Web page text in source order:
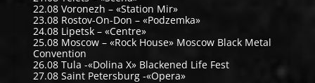
22.08 Voronezh – «Station Mir»
23.08 Rostov-On-Don – «Podzemka»
24.08 Lipetsk – «Centre»
25.08 Moscow – «Rock House» Moscow Black Metal
Convention
26.08 Tula -«Dolina X» Blackened Life Fest
27.08 Saint Petersburg -«Opera»